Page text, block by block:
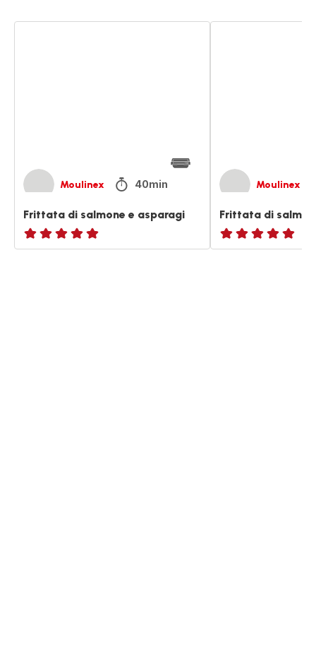
Moulinex 40min
Frittata di salmone e asparagi
ratings.NaN
Moulinex
Frittata di
ratings.NaN